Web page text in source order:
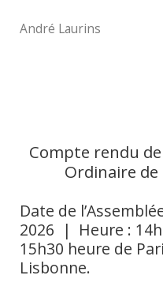
André Laurins
Compte rendu de
Ordinaire de
Date de
2026 | Heure :
15h30 heure de
Lisbonne.